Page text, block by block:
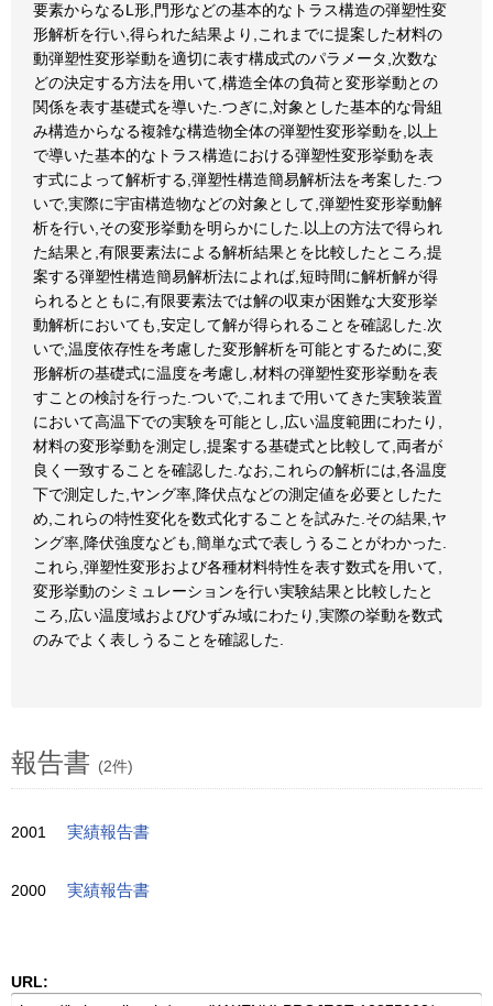
要素からなるL形,門形などの基本的なトラス構造の弾塑性変
形解析を行い,得られた結果より,これまでに提案した材料の
動弾塑性変形挙動を適切に表す構成式のパラメータ,次数な
どの決定する方法を用いて,構造全体の負荷と変形挙動との
関係を表す基礎式を導いた.つぎに,対象とした基本的な骨組
み構造からなる複雑な構造物全体の弾塑性変形挙動を,以上
で導いた基本的なトラス構造における弾塑性変形挙動を表
す式によって解析する,弾塑性構造簡易解析法を考案した.つ
いで,実際に宇宙構造物などの対象として,弾塑性変形挙動解
析を行い,その変形挙動を明らかにした.以上の方法で得られ
た結果と,有限要素法による解析結果とを比較したところ,提
案する弾塑性構造簡易解析法によれば,短時間に解析解が得
られるとともに,有限要素法では解の収束が困難な大変形挙
動解析においても,安定して解が得られることを確認した.次
いで,温度依存性を考慮した変形解析を可能とするために,変
形解析の基礎式に温度を考慮し,材料の弾塑性変形挙動を表
すことの検討を行った.ついで,これまで用いてきた実験装置
において高温下での実験を可能とし,広い温度範囲にわたり,
材料の変形挙動を測定し,提案する基礎式と比較して,両者が
良く一致することを確認した.なお,これらの解析には,各温度
下で測定した,ヤング率,降伏点などの測定値を必要としたた
め,これらの特性変化を数式化することを試みた.その結果,ヤ
ング率,降伏強度なども,簡単な式で表しうることがわかった.
これら,弾塑性変形および各種材料特性を表す数式を用いて,
変形挙動のシミュレーションを行い実験結果と比較したと
ころ,広い温度域およびひずみ域にわたり,実際の挙動を数式
のみでよく表しうることを確認した.
報告書 (2件)
2001 実績報告書
2000 実績報告書
URL: